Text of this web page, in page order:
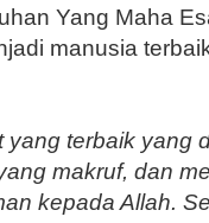
Yang Maha
manusia
yang terbaik yang
makruf, dan
kepada Allah.